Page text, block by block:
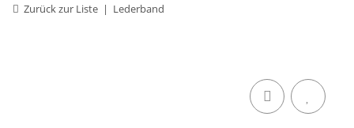
Zurück zur Liste Lederband